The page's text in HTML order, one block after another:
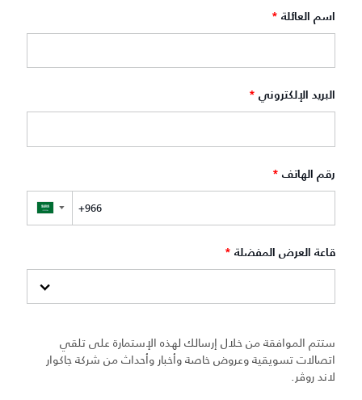
اسم العائلة *
البريد الإلكتروني *
رقم الهاتف *
▼
قاعة العرض المفضلة *
ستتم الموافقة من خلال إرسالك لهذه الإستمارة على تلقي
اتصالات تسويقية وعروض خاصة وأخبار وأحداث من شركة جاكوار
لاند روڤر.